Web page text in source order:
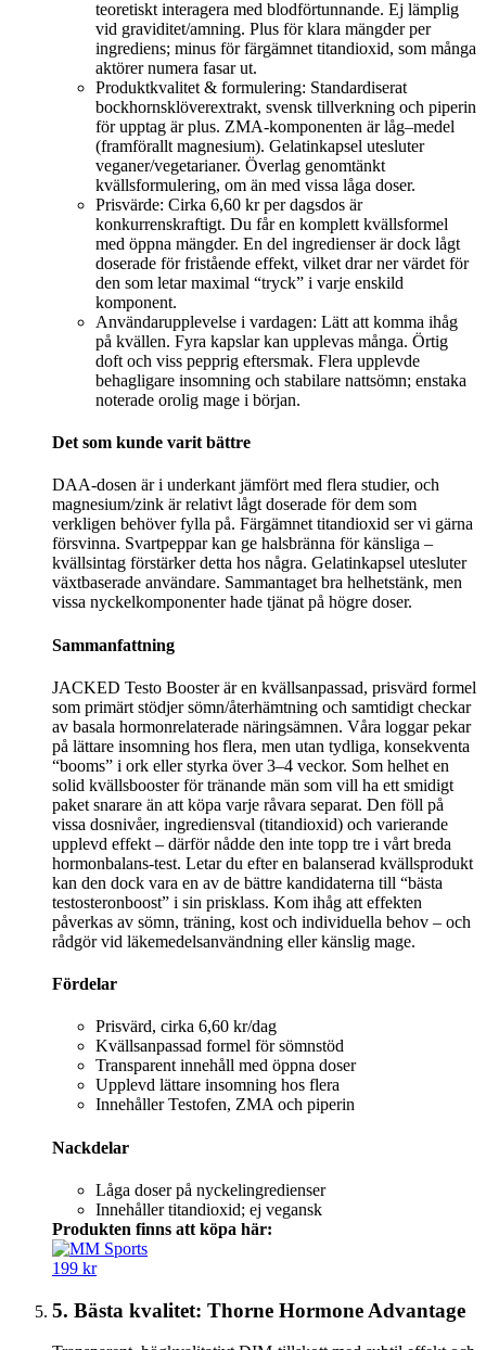
teoretiskt interagera med blodförtunnande. Ej lämplig
vid graviditet/amning. Plus för klara mängder per
ingrediens; minus för färgämnet titandioxid, som många
aktörer numera fasar ut.
Produktkvalitet & formulering: Standardiserat
bockhornsklöverextrakt, svensk tillverkning och piperin
för upptag är plus. ZMA-komponenten är låg–medel
(framförallt magnesium). Gelatinkapsel utesluter
veganer/vegetarianer. Överlag genomtänkt
kvällsformulering, om än med vissa låga doser.
Prisvärde: Cirka 6,60 kr per dagsdos är
konkurrenskraftigt. Du får en komplett kvällsformel
med öppna mängder. En del ingredienser är dock lågt
doserade för fristående effekt, vilket drar ner värdet för
den som letar maximal “tryck” i varje enskild
komponent.
Användarupplevelse i vardagen: Lätt att komma ihåg
på kvällen. Fyra kapslar kan upplevas många. Örtig
doft och viss pepprig eftersmak. Flera upplevde
behagligare insomning och stabilare nattsömn; enstaka
noterade orolig mage i början.
Det som kunde varit bättre
DAA-dosen är i underkant jämfört med flera studier, och
magnesium/zink är relativt lågt doserade för dem som
verkligen behöver fylla på. Färgämnet titandioxid ser vi gärna
försvinna. Svartpeppar kan ge halsbränna för känsliga –
kvällsintag förstärker detta hos några. Gelatinkapsel utesluter
växtbaserade användare. Sammantaget bra helhetstänk, men
vissa nyckelkomponenter hade tjänat på högre doser.
Sammanfattning
JACKED Testo Booster är en kvällsanpassad, prisvärd formel
som primärt stödjer sömn/återhämtning och samtidigt checkar
av basala hormonrelaterade näringsämnen. Våra loggar pekar
på lättare insomning hos flera, men utan tydliga, konsekventa
“booms” i ork eller styrka över 3–4 veckor. Som helhet en
solid kvällsbooster för tränande män som vill ha ett smidigt
paket snarare än att köpa varje råvara separat. Den föll på
vissa dosnivåer, ingrediensval (titandioxid) och varierande
upplevd effekt – därför nådde den inte topp tre i vårt breda
hormonbalans-test. Letar du efter en balanserad kvällsprodukt
kan den dock vara en av de bättre kandidaterna till “bästa
testosteronboost” i sin prisklass. Kom ihåg att effekten
påverkas av sömn, träning, kost och individuella behov – och
rådgör vid läkemedelsanvändning eller känslig mage.
Fördelar
Prisvärd, cirka 6,60 kr/dag
Kvällsanpassad formel för sömnstöd
Transparent innehåll med öppna doser
Upplevd lättare insomning hos flera
Innehåller Testofen, ZMA och piperin
Nackdelar
Låga doser på nyckelingredienser
Innehåller titandioxid; ej vegansk
Produkten finns att köpa här:
199 kr
5. Bästa kvalitet: Thorne Hormone Advantage